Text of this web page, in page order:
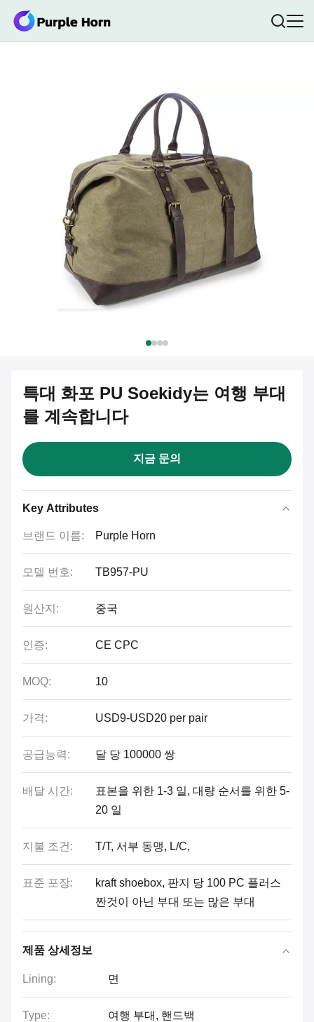
특대 화포 PU Soekidy는 여행 부대
를 계속합니다
지금 문의
Key Attributes
브랜드 이름: Purple Horn
모델 번호: TB957-PU
원산지: 중국
인증: CE CPC
MOQ: 10
가격: USD9-USD20 per pair
공급능력: 달 당 100000 쌍
배달 시간:
표본을 위한 1-3 일, 대량 순서를 위한 5-
20 일
지불 조건: T/T, 서부 동맹, L/C,
표준 포장:
kraft shoebox, 판지 당 100 PC 플러스
짠것이 아닌 부대 또는 많은 부대
제품 상세정보
Lining: 면
Type: 여행 부대, 핸드백